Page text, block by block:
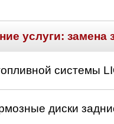
услуги: замена
системы
диски